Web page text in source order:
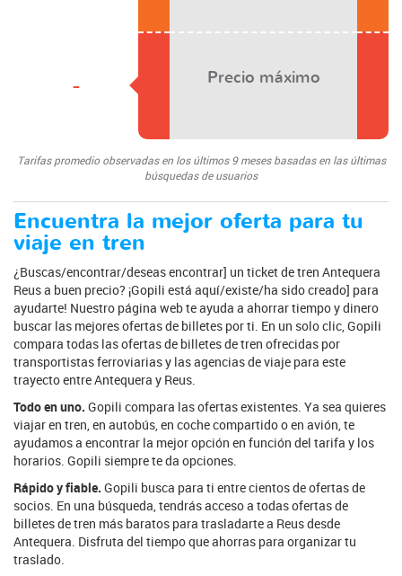
- Precio máximo
Tarifas promedio observadas en los últimos 9 meses basadas en las últimas
búsquedas de usuarios
Encuentra la mejor oferta para tu
viaje en tren
¿Buscas/encontrar/deseas encontrar] un ticket de tren Antequera
Reus a buen precio? ¡Gopili está aquí/existe/ha sido creado] para
ayudarte! Nuestro página web te ayuda a ahorrar tiempo y dinero
buscar las mejores ofertas de billetes por ti. En un solo clic, Gopili
compara todas las ofertas de billetes de tren ofrecidas por
transportistas ferroviarias y las agencias de viaje para este
trayecto entre Antequera y Reus.
Todo en uno. Gopili compara las ofertas existentes. Ya sea quieres
viajar en tren, en autobús, en coche compartido o en avión, te
ayudamos a encontrar la mejor opción en función del tarifa y los
horarios. Gopili siempre te da opciones.
Rápido y fiable. Gopili busca para ti entre cientos de ofertas de
socios. En una búsqueda, tendrás acceso a todas ofertas de
billetes de tren más baratos para trasladarte a Reus desde
Antequera. Disfruta del tiempo que ahorras para organizar tu
traslado.